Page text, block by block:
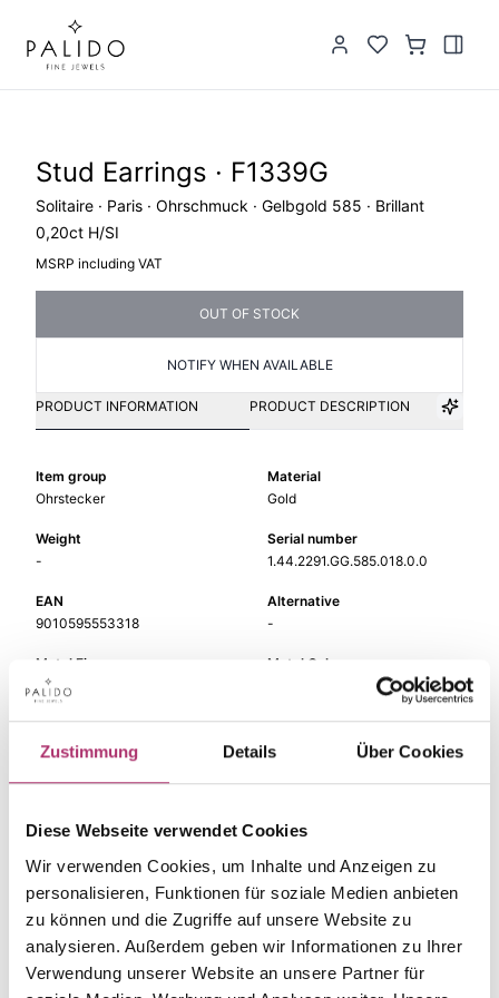
Zustimmung Details Über Cookies
Diese Webseite verwendet Cookies
Wir verwenden Cookies, um Inhalte und Anzeigen zu
personalisieren, Funktionen für soziale Medien anbieten
zu können und die Zugriffe auf unsere Website zu
analysieren. Außerdem geben wir Informationen zu Ihrer
Verwendung unserer Website an unsere Partner für
Stud Earrings · F1339G
Solitaire · Paris · Ohrschmuck · Gelbgold 585 · Brillant
0,20ct H/SI
MSRP including VAT
OUT OF STOCK
NOTIFY WHEN AVAILABLE
PRODUCT INFORMATION PRODUCT DESCRIPTION
Item group
Ohrstecker
Material
Gold
Weight
-
Serial number
1.44.2291.GG.585.018.0.0
EAN
9010595553318
Alternative
-
Metal Fineness
585
Metal Color
Size
-
Gem Color
white
Gem Type
Gem
The matching pieces